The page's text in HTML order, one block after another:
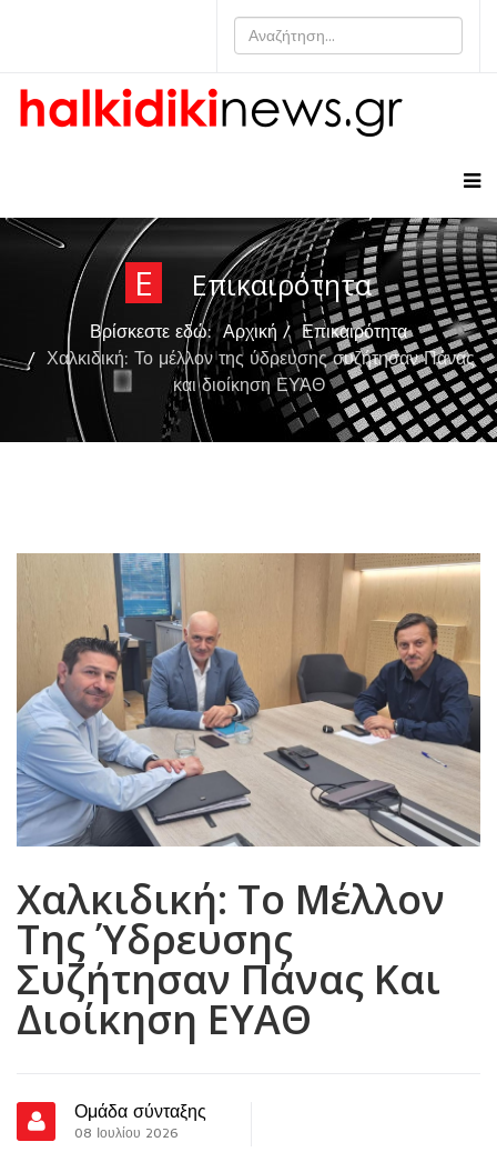
Ε Επικαιρότητα
Βρίσκεστε εδώ:Αρχική
Επικαιρότητα
Χαλκιδική: Το μέλλον της ύδρευσης συζήτησαν Πάνας
και διοίκηση ΕΥΑΘ
Χαλκιδική: Το Μέλλον
Της Ύδρευσης
Συζήτησαν Πάνας Και
Διοίκηση ΕΥΑΘ
Ομάδα σύνταξης
08 Ιουλίου 2026